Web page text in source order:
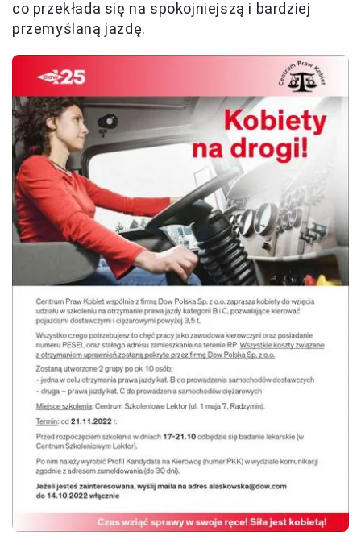
co przekłada się na spokojniejszą i bardziej
przemyślaną jazdę.